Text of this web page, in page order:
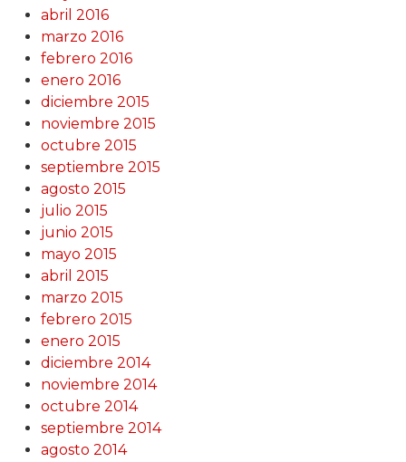
abril 2016
marzo 2016
febrero 2016
enero 2016
diciembre 2015
noviembre 2015
octubre 2015
septiembre 2015
agosto 2015
julio 2015
junio 2015
mayo 2015
abril 2015
marzo 2015
febrero 2015
enero 2015
diciembre 2014
noviembre 2014
octubre 2014
septiembre 2014
agosto 2014